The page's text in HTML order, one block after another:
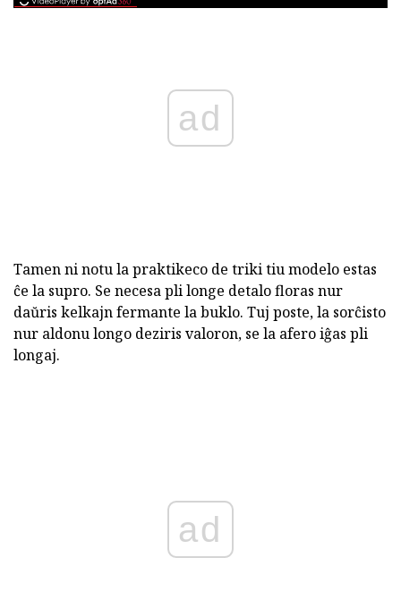
ad
Tamen ni notu la praktikeco de triki tiu modelo estas
ĉe la supro. Se necesa pli longe detalo floras nur
daŭris kelkajn fermante la buklo. Tuj poste, la sorĉisto
nur aldonu longo deziris valoron, se la afero iĝas pli
longaj.
ad